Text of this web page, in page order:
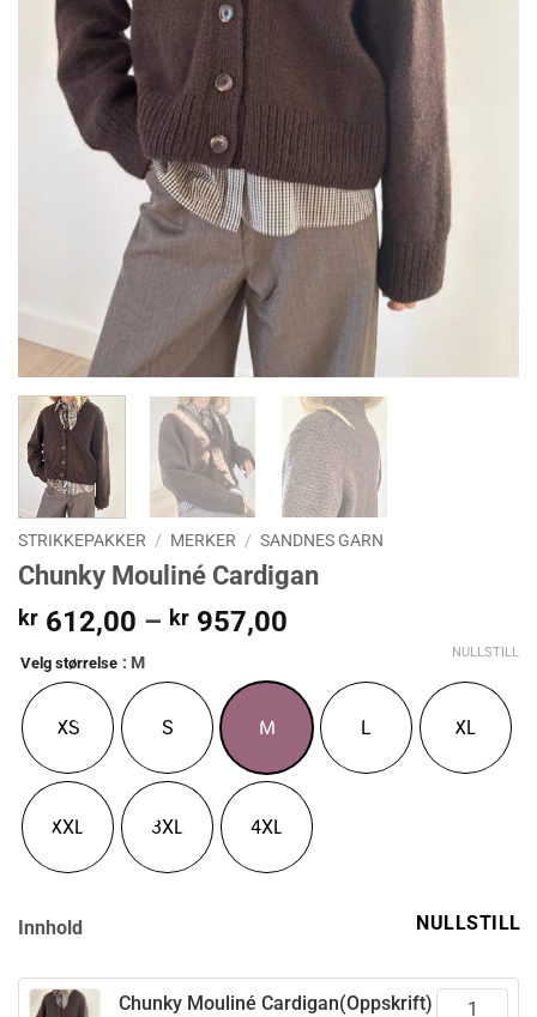
STRIKKEPAKKER / MERKER / SANDNES GARN
Chunky Mouliné Cardigan
kr 612,00 – kr 957,00
til
kr 957,00
Velg størrelse : M
XS S M L XL
XXL 3XL 4XL
NULLSTILL
Innhold NULLSTILL
Chunky Mouliné Cardigan(Oppskrift)